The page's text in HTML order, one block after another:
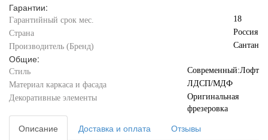
Гарантии:
Гарантийный срок мес.
18
Страна
Россия
Производитель (Бренд)
Сантан
Общие:
Стиль
Современный:Лофт
Материал каркаса и фасада
ЛДСП/МДФ
Декоративные элементы
Оригинальная
фрезеровка
Описание Доставка и оплата
Отзывы